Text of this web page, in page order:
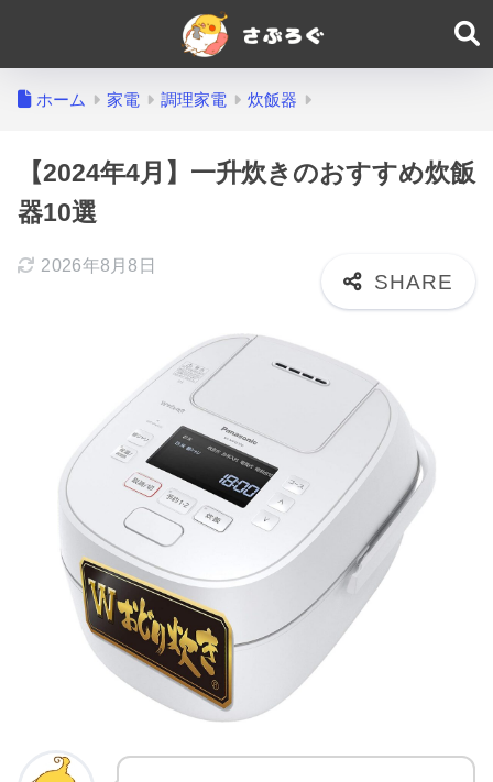
ホーム 家電 調理家電 炊飯器
【2024年4月】一升炊きのおすすめ炊飯
器10選
2026年8月8日